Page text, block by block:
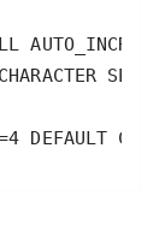
DEFAULT